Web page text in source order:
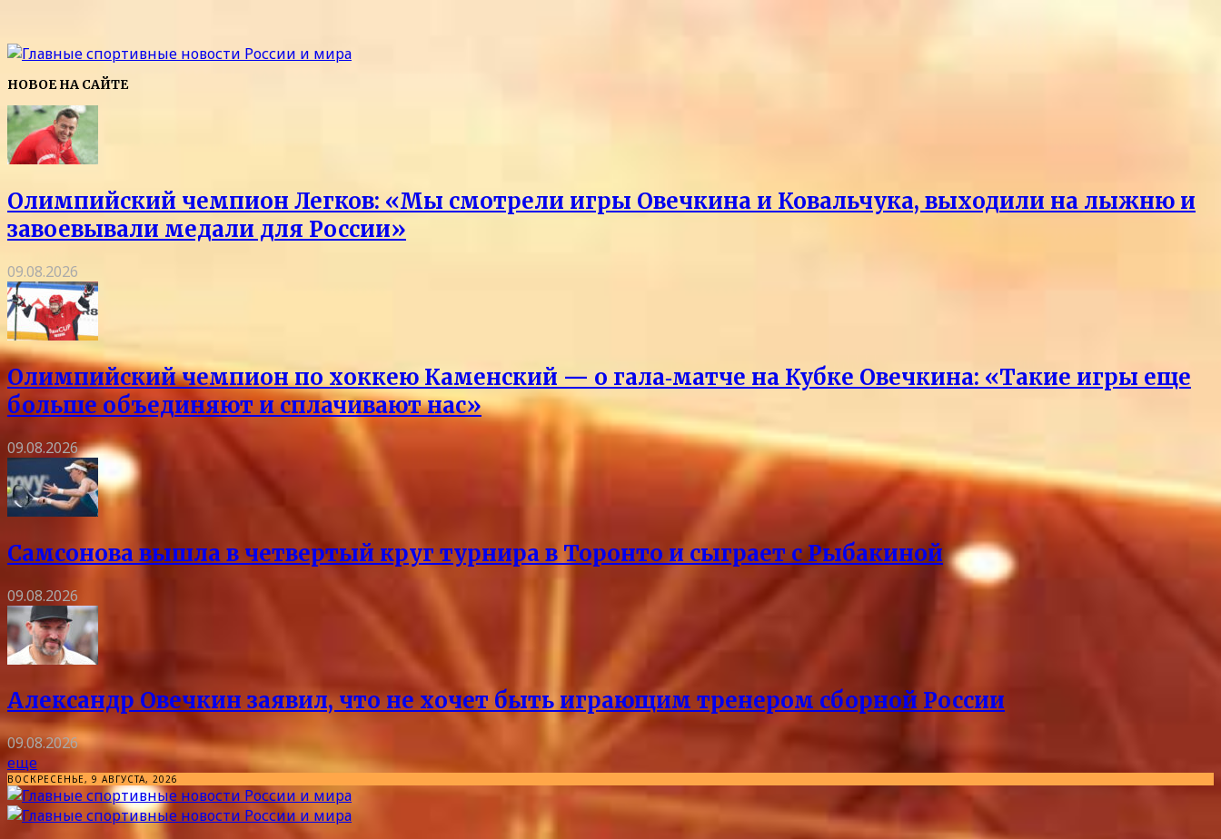
НОВОЕ НА САЙТЕ
Олимпийский чемпион Легков: «Мы смотрели игры Овечкина и Ковальчука, выходили на лыжню и
завоевывали медали для России»
09.08.2026
Олимпийский чемпион по хоккею Каменский — о гала‑матче на Кубке Овечкина: «Такие игры еще
больше объединяют и сплачивают нас»
09.08.2026
Самсонова вышла в четвертый круг турнира в Торонто и сыграет с Рыбакиной
09.08.2026
Александр Овечкин заявил, что не хочет быть играющим тренером сборной России
09.08.2026
еще
ВОСКРЕСЕНЬЕ, 9 АВГУСТА, 2026